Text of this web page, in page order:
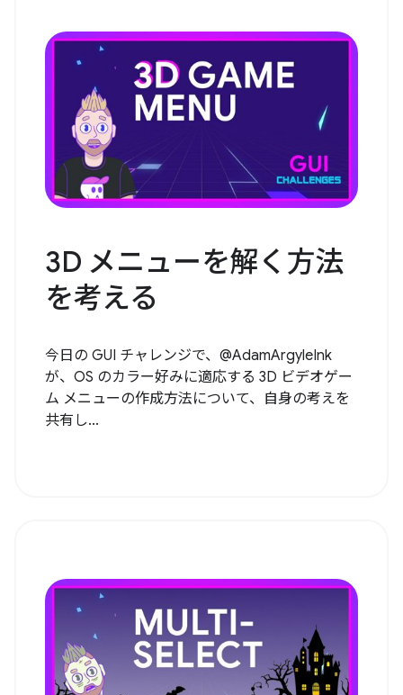
3D メニューを解く方法
を考える
今日の GUI チャレンジで、@AdamArgyleInk
が、OS のカラー好みに適応する 3D ビデオゲー
ム メニューの作成方法について、自身の考えを
共有し...